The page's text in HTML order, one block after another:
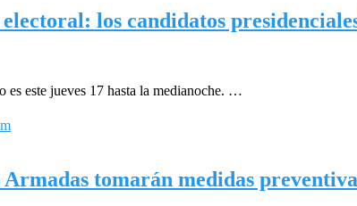
los candidatos
este jueves 17 hasta la medianoche. …
tomarán medidas